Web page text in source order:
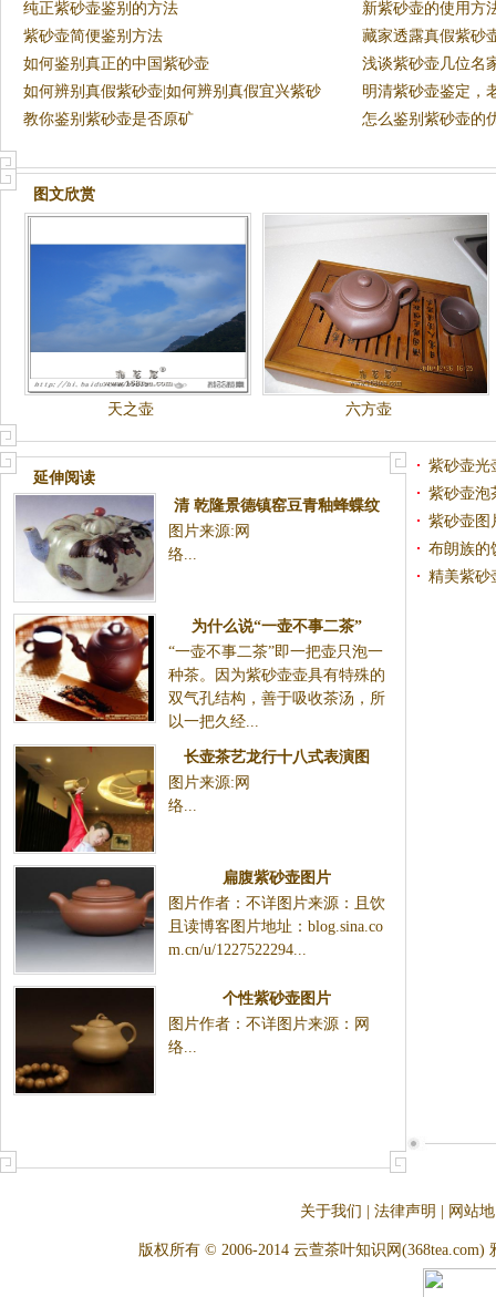
纯正紫砂壶鉴别的方法
新紫砂壶的使用方
紫砂壶简便鉴别方法
藏家透露真假紫砂
如何鉴别真正的中国紫砂壶
浅谈紫砂壶几位名
如何辨别真假紫砂壶|如何辨别真假宜兴紫砂
壶
明清紫砂壶鉴定，
教你鉴别紫砂壶是否原矿
怎么鉴别紫砂壶的
图文欣赏
天之壶 六方壶
延伸阅读
清 乾隆景德镇窑豆青釉蜂蝶纹
瓜式茶壶
图片来源:网
络...
为什么说“一壶不事二茶”
“一壶不事二茶”即一把壶只泡一
种茶。因为紫砂壶壶具有特殊的
双气孔结构，善于吸收茶汤，所
以一把久经...
长壶茶艺龙行十八式表演图
图片来源:网
络...
扁腹紫砂壶图片
图片作者：不详图片来源：且饮
且读博客图片地址：blog.sina.co
m.cn/u/1227522294...
个性紫砂壶图片
图片作者：不详图片来源：网
络...
紫砂壶光
紫砂壶泡
紫砂壶图
布朗族的
精美紫砂
关于我们 法律声明 网站
版权所有 © 2006-2014 云萱茶叶知识网